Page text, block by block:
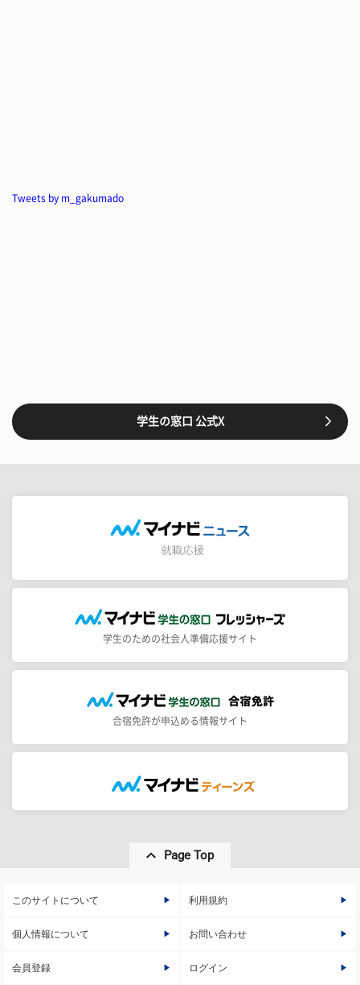
Tweets by m_gakumado
学生の窓口 公式X
学生のための社会人準備応援サイト
合宿免許が申込める情報サイト
Page Top
このサイトについて 利用規約
個人情報について お問い合わせ
会員登録 ログイン